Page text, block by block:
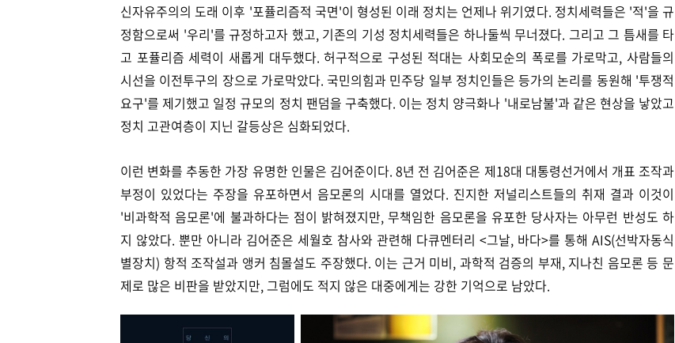
신자유주의의 도래 이후 '포퓰리즘적 국면'이 형성된 이래 정치는 언제나 위기였다. 정치세력들은 '적'을 규
정함으로써 '우리'를 규정하고자 했고, 기존의 기성 정치세력들은 하나둘씩 무너졌다. 그리고 그 틈새를 타
고 포퓰리즘 세력이 새롭게 대두했다. 허구적으로 구성된 적대는 사회모순의 폭로를 가로막고, 사람들의
시선을 이전투구의 장으로 가로막았다. 국민의힘과 민주당 일부 정치인들은 등가의 논리를 동원해 '투쟁적
요구'를 제기했고 일정 규모의 정치 팬덤을 구축했다. 이는 정치 양극화나 '내로남불'과 같은 현상을 낳았고
정치 고관여층이 지닌 갈등상은 심화되었다.
이런 변화를 추동한 가장 유명한 인물은 김어준이다. 8년 전 김어준은 제18대 대통령선거에서 개표 조작과
부정이 있었다는 주장을 유포하면서 음모론의 시대를 열었다. 진지한 저널리스트들의 취재 결과 이것이
'비과학적 음모론'에 불과하다는 점이 밝혀졌지만, 무책임한 음모론을 유포한 당사자는 아무런 반성도 하
지 않았다. 뿐만 아니라 김어준은 세월호 참사와 관련해 다큐멘터리 <그날, 바다>를 통해 AIS(선박자동식
별장치) 항적 조작설과 앵커 침몰설도 주장했다. 이는 근거 미비, 과학적 검증의 부재, 지나친 음모론 등 문
제로 많은 비판을 받았지만, 그럼에도 적지 않은 대중에게는 강한 기억으로 남았다.